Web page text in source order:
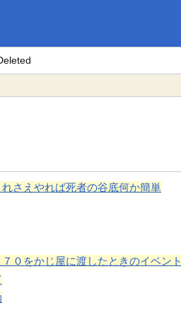
さえやれば死者の谷底何か簡単
０をかじ屋に渡したときのイベント